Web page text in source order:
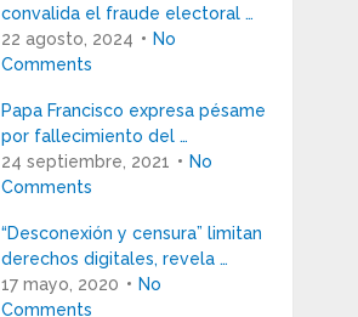
convalida el fraude electoral …
22 agosto, 2024
No
Comments
Papa Francisco expresa pésame
por fallecimiento del …
24 septiembre, 2021
No
Comments
“Desconexión y censura” limitan
derechos digitales, revela …
17 mayo, 2020
No
Comments